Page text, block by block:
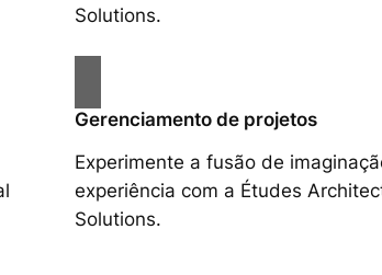
Solutions.
Gerenciamento de projetos
Experimente a fusão de
experiência com a Études
Solutions.